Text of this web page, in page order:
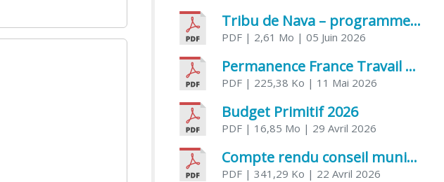
Tribu de Nava – programme et inscriptions été 2026
PDF | 2,61 Mo | 05 Juin 2026
Permanence France Travail au CCAS de Saujon Juin 2026
PDF | 225,38 Ko | 11 Mai 2026
Budget Primitif 2026
PDF | 16,85 Mo | 29 Avril 2026
Compte rendu conseil municipal – 7 avril 2026
PDF | 341,29 Ko | 22 Avril 2026